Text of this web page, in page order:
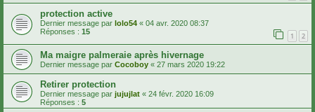
protection active
Dernier message par lolo54 « 04 avr. 2020 08:37
Réponses : 15 1 2
Ma maigre palmeraie après hivernage
Dernier message par Cocoboy « 27 mars 2020 19:22
Retirer protection
Dernier message par jujujlat « 24 févr. 2020 16:09
Réponses : 5